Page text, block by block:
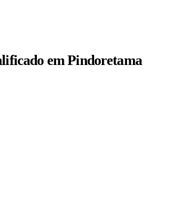
em Pindoretama